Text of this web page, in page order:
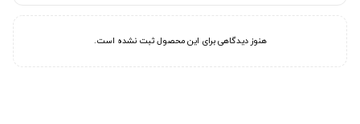
هنوز دیدگاهی برای این محصول ثبت نشده است.